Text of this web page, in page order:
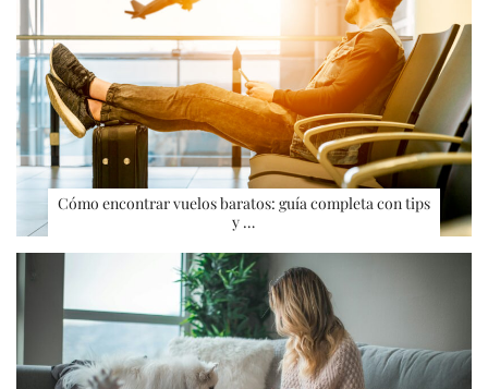
Cómo encontrar vuelos baratos: guía completa con tips
y …